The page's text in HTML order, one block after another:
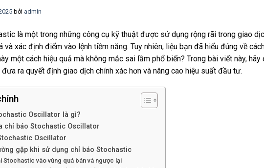
bởi admin
là một trong những công cụ kỹ thuật được sử dụng rộng rãi trong giao
và xác định điểm vào lệnh tiềm năng. Tuy nhiên, liệu bạn đã hiểu đúng về
một cách hiệu quả mà không mắc sai lầm phổ biến? Trong bài viết này,
ra quyết định giao dịch chính xác hơn và nâng cao hiệu suất đầu tư.
Oscillator là gì?
chỉ báo Stochastic Oscillator
Oscillator
gặp khi sử dụng chỉ báo Stochastic
Stochastic vào vùng quá bán và ngược lại